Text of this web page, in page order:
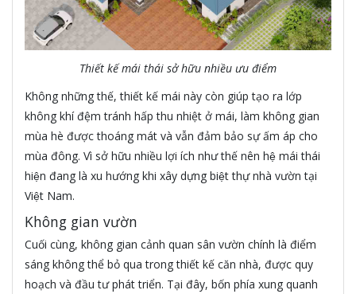
Thiết kế mái thái sở hữu nhiều ưu điểm
Không những thế, thiết kế mái này còn giúp tạo ra lớp
không khí đệm tránh hấp thu nhiệt ở mái, làm không gian
mùa hè được thoáng mát và vẫn đảm bảo sự ấm áp cho
mùa đông. Vì sở hữu nhiều lợi ích như thế nên hệ mái thái
hiện đang là xu hướng khi xây dựng biệt thự nhà vườn tại
Việt Nam.
Không gian vườn
Cuối cùng, không gian cảnh quan sân vườn chính là điểm
sáng không thể bỏ qua trong thiết kế căn nhà, được quy
hoạch và đầu tư phát triển. Tại đây, bốn phía xung quanh